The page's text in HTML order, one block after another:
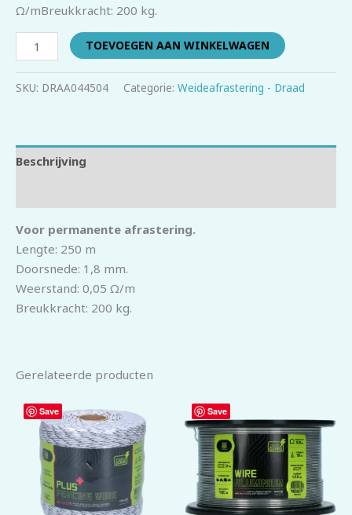
Ω/mBreukkracht: 200 kg.
TOEVOEGEN AAN WINKELWAGEN
SKU: DRAA044504 Categorie: Weideafrastering - Draad
Beschrijving
Voor permanente afrastering.
Lengte: 250 m
Doorsnede: 1,8 mm.
Weerstand: 0,05 Ω/m
Breukkracht: 200 kg.
Gerelateerde producten
Save Save